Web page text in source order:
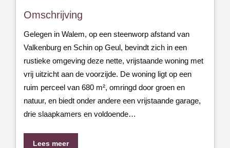
Omschrijving
Gelegen in Walem, op een steenworp afstand van
Valkenburg en Schin op Geul, bevindt zich in een
rustieke omgeving deze nette, vrijstaande woning met
vrij uitzicht aan de voorzijde. De woning ligt op een
ruim perceel van 680 m², omringd door groen en
natuur, en biedt onder andere een vrijstaande garage,
drie slaapkamers en voldoende…
Lees meer